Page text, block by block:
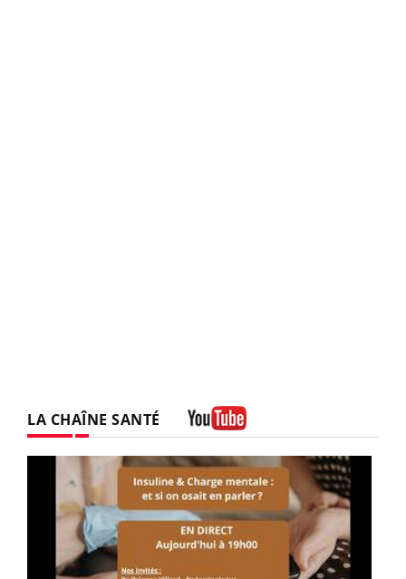
LA CHAÎNE SANTÉ